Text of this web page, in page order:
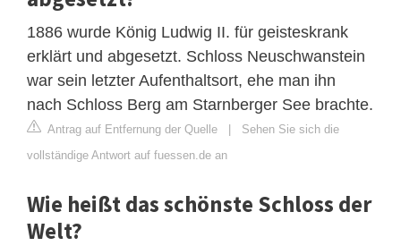
1886 wurde König Ludwig II. für geisteskrank
erklärt und abgesetzt. Schloss Neuschwanstein
war sein letzter Aufenthaltsort, ehe man ihn
nach Schloss Berg am Starnberger See brachte.
Antrag auf Entfernung der Quelle | Sehen Sie sich die
vollständige Antwort auf fuessen.de an
Wie heißt das schönste Schloss der
Welt?